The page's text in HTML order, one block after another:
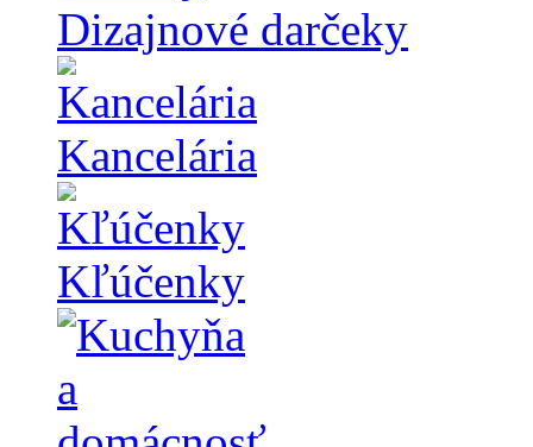
Dizajnové darčeky
Kancelária
Kľúčenky